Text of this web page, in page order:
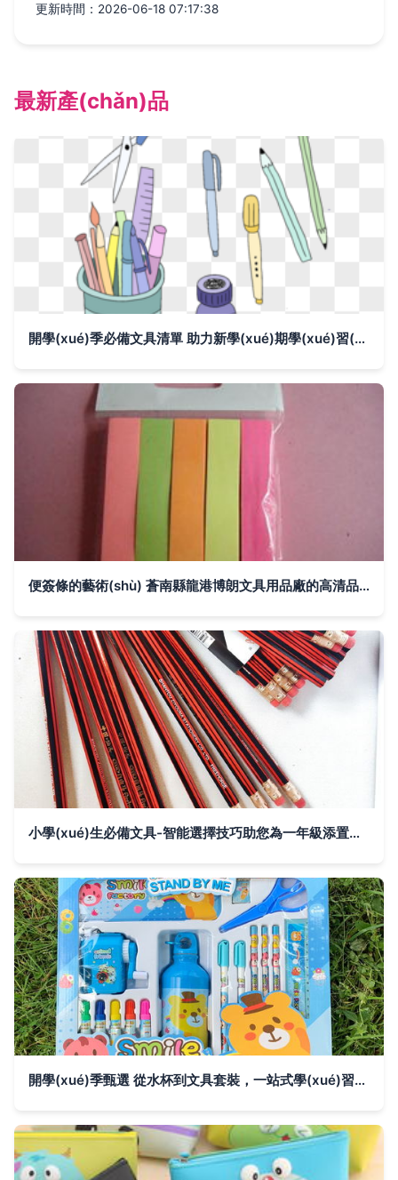
更新時間：2026-06-18 07:17:38
最新產(chǎn)品
開學(xué)季必備文具清單 助力新學(xué)期學(xué)習(xí)之旅
便簽條的藝術(shù) 蒼南縣龍港博朗文具用品廠的高清品質(zhì)之選
小學(xué)生必備文具-智能選擇技巧助您為一年級添置合適的筆試?yán)L畫編寫程序?qū)W習(xí)寫好文字的科學(xué)選擇班
開學(xué)季甄選 從水杯到文具套裝，一站式學(xué)習(xí)用品禮盒批發(fā)指南